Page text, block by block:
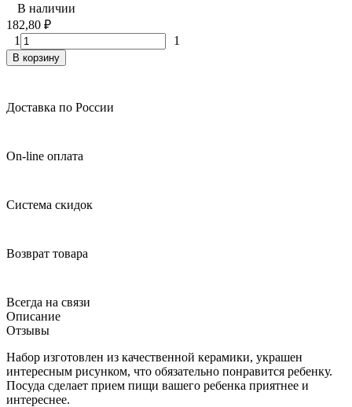
В наличии
182,80 ₽
1
1
В корзину
Доставка по России
On-line оплата
Система скидок
Возврат товара
Всегда на связи
Описание
Отзывы
Набор изготовлен из качественной керамики, украшен
интересным рисунком, что обязательно понравится ребенку.
Посуда сделает прием пищи вашего ребенка приятнее и
интереснее.